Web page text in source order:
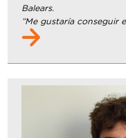
Balears.
”Me gustaría conseguir